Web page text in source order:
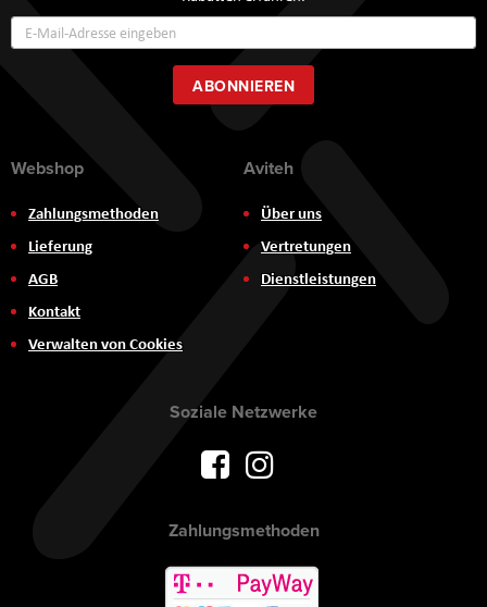
zum
Newsletter:
ABONNIEREN
Webshop
Zahlungsmethoden
Lieferung
AGB
Kontakt
Verwalten von Cookies
Aviteh
Über uns
Vertretungen
Dienstleistungen
Soziale Netzwerke
Zahlungsmethoden